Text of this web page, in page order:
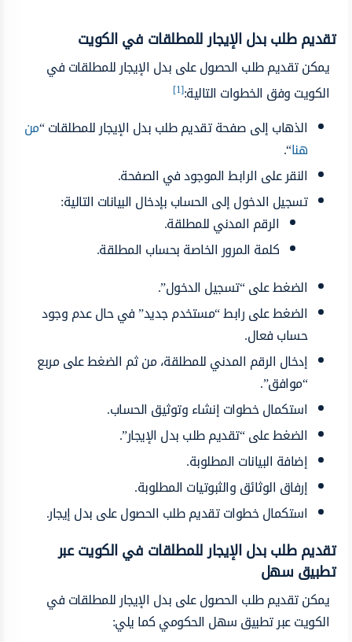
تقديم طلب بدل الإيجار للمطلقات في الكويت
يمكن تقديم طلب الحصول على بدل الإيجار للمطلقات في
الكويت وفق الخطوات التالية:[1]
الذهاب إلى صفحة تقديم طلب بدل الإيجار للمطلقات “من
هنا“.
النقر على الرابط الموجود في الصفحة.
تسجيل الدخول إلى الحساب بإدخال البيانات التالية:
الرقم المدني للمطلقة.
كلمة المرور الخاصة بحساب المطلقة.
الضغط على “تسجيل الدخول”.
الضغط على رابط “مستخدم جديد” في حال عدم وجود
حساب فعال.
إدخال الرقم المدني للمطلقة، من ثم الضغط على مربع
“موافق”.
استكمال خطوات إنشاء وتوثيق الحساب.
الضغط على “تقديم طلب بدل الإيجار”.
إضافة البيانات المطلوبة.
إرفاق الوثائق والثبوتيات المطلوبة.
استكمال خطوات تقديم طلب الحصول على بدل إيجار.
تقديم طلب بدل الإيجار للمطلقات في الكويت عبر
تطبيق سهل
يمكن تقديم طلب الحصول على بدل الإيجار للمطلقات في
الكويت عبر تطبيق سهل الحكومي كما يلي: